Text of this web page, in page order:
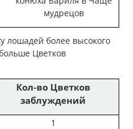
мудрецов
лошадей более высокого
Цветков
Кол-во Цветков
заблуждений
1